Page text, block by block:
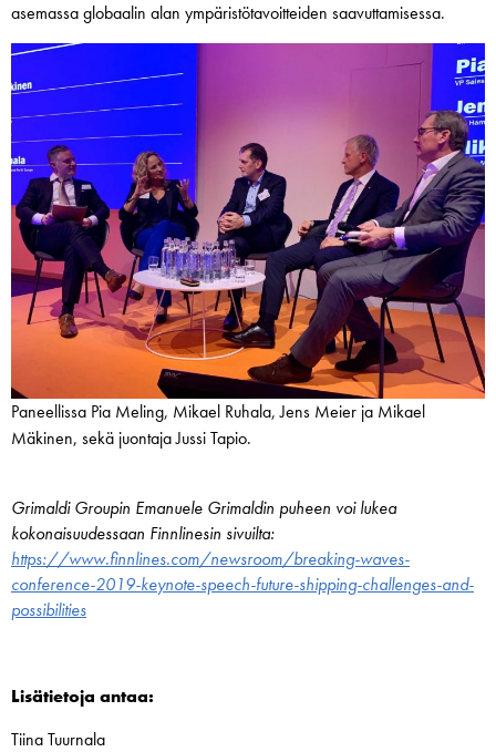
asemassa globaalin alan ympäristötavoitteiden saavuttamisessa.
Paneellissa Pia Meling, Mikael Ruhala, Jens Meier ja Mikael
Mäkinen, sekä juontaja Jussi Tapio.
Grimaldi Groupin Emanuele Grimaldin puheen voi lukea
kokonaisuudessaan Finnlinesin sivuilta:
https://www.finnlines.com/newsroom/breaking-waves-
conference-2019-keynote-speech-future-shipping-challenges-and-
possibilities
Lisätietoja antaa:
Tiina Tuurnala